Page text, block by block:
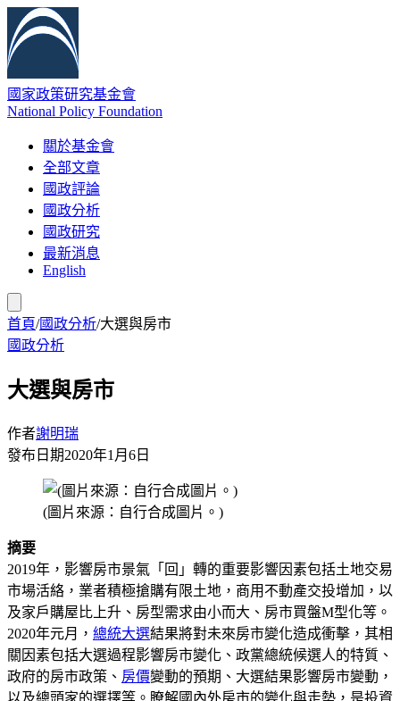
國家政策研究基金會
National Policy Foundation
關於基金會
全部文章
國政評論
國政分析
國政研究
最新消息
English
首頁/國政分析/大選與房市
國政分析
大選與房市
作者謝明瑞
發布日期2020年1月6日
(圖片來源：自行合成圖片。)
摘要
2019年，影響房市景氣「回」轉的重要影響因素包括土地交易
市場活絡，業者積極搶購有限土地，商用不動產交投增加，以
及家戶購屋比上升、房型需求由小而大、房市買盤M型化等。
2020年元月， 總統大選結果將對未來房市變化造成衝擊，其相
關因素包括大選過程影響房市變化、政黨總統候選人的特質、
政府的房市政策、 房價變動的預期、大選結果影響房市變動，
以及總頭家的選擇等。瞭解國內外房市的變化與走勢，是投資